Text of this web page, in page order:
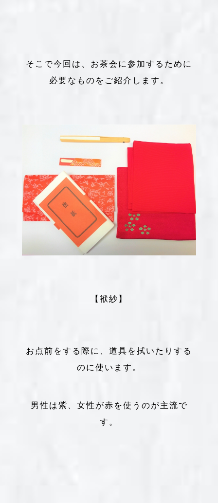
そこで今回は、お茶会に参加するために
必要なものをご紹介します。
【袱紗】
お点前をする際に、道具を拭いたりする
のに使います。
男性は紫、女性が赤を使うのが主流で
す。